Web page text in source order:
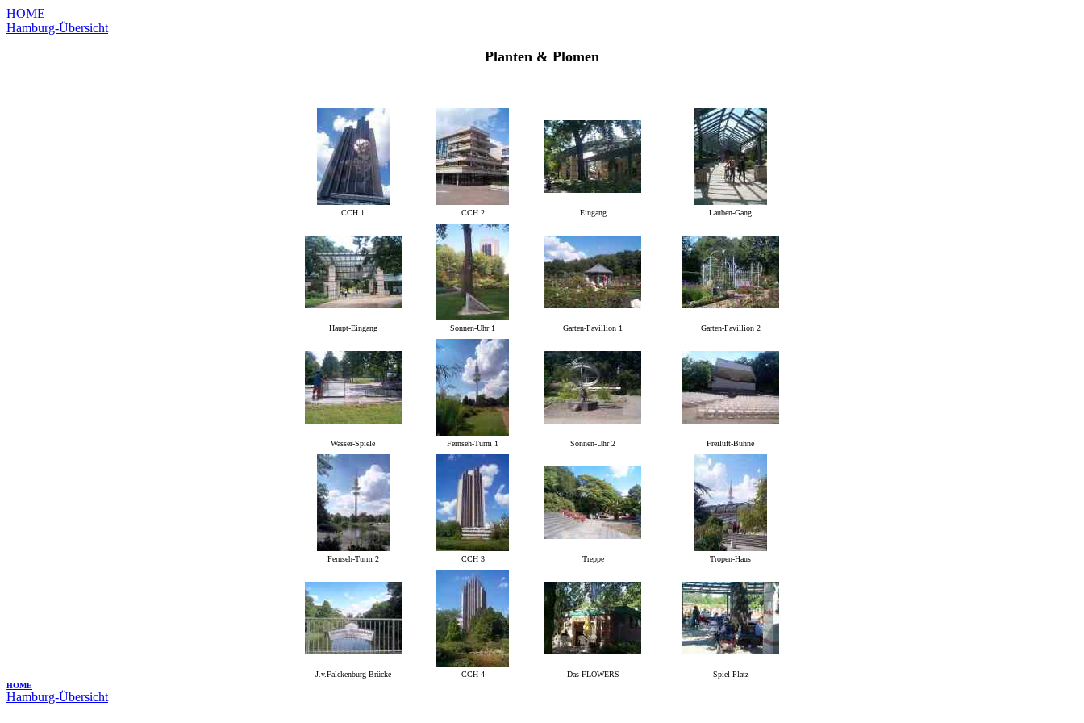
HOME
Hamburg-Übersicht
Planten & Plomen
CCH 1 CCH 2 Eingang Lauben-Gang
Haupt-Eingang Sonnen-Uhr 1 Garten-Pavillion 1 Garten-Pavillion 2
Wasser-Spiele Fernseh-Turm 1 Sonnen-Uhr 2 Freiluft-Bühne
Fernseh-Turm 2 CCH 3 Treppe Tropen-Haus
J.v.Falckenburg-Brücke CCH 4 Das FLOWERS
Spiel-Platz
HOME
Hamburg-Übersicht